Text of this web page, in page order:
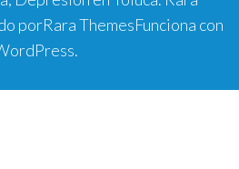
porRara ThemesFunciona con
.